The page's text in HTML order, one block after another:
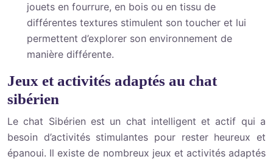
jouets en fourrure, en bois ou en tissu de
différentes textures stimulent son toucher et lui
permettent d’explorer son environnement de
manière différente.
Jeux et activités adaptés au chat
sibérien
Le chat Sibérien est un chat intelligent et actif qui a
besoin d’activités stimulantes pour rester heureux et
épanoui. Il existe de nombreux jeux et activités adaptés